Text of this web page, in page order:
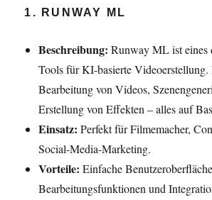
1. RUNWAY ML
Beschreibung: Runway ML ist eines
Tools für KI-basierte Videoerstellung.
Bearbeitung von Videos,
Erstellung von Effekten – alles auf
Einsatz: Perfekt für Filmemacher,
Social-Media-Marketing.
Vorteile: Einfache
Bearbeitungsfunktionen und